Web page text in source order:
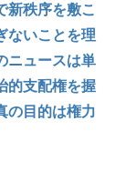
新秩序を敷こ
ないことを理
ニュースは単
的支配権を握
の目的は権力